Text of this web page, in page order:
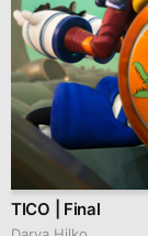
TICO | Final